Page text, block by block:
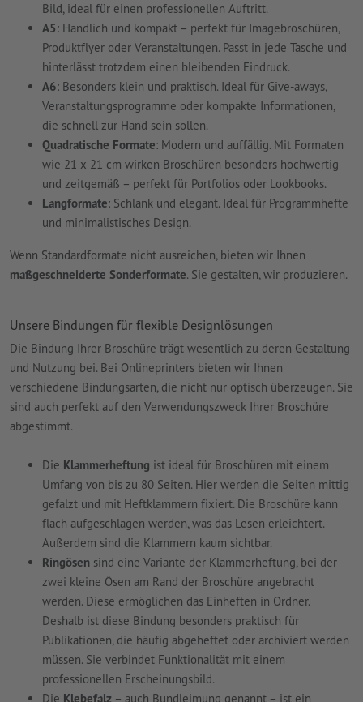
Bild, ideal für einen professionellen Auftritt.
A5: Handlich und kompakt – perfekt für Imagebroschüren,
Produktflyer oder Veranstaltungen. Passt in jede Tasche und
hinterlässt trotzdem einen bleibenden Eindruck.
A6: Besonders klein und praktisch. Ideal für Give-aways,
Veranstaltungsprogramme oder kompakte Informationen,
die schnell zur Hand sein sollen.
Quadratische Formate: Modern und auffällig. Mit Formaten
wie 21 x 21 cm wirken Broschüren besonders hochwertig
und zeitgemäß – perfekt für Portfolios oder Lookbooks.
Langformate: Schlank und elegant. Ideal für Programmhefte
und minimalistisches Design.
Wenn Standardformate nicht ausreichen, bieten wir Ihnen
maßgeschneiderte Sonderformate. Sie gestalten, wir produzieren.
Unsere Bindungen für flexible Designlösungen
Die Bindung Ihrer Broschüre trägt wesentlich zu deren Gestaltung
und Nutzung bei. Bei Onlineprinters bieten wir Ihnen
verschiedene Bindungsarten, die nicht nur optisch überzeugen. Sie
sind auch perfekt auf den Verwendungszweck Ihrer Broschüre
abgestimmt.
Die Klammerheftung ist ideal für Broschüren mit einem
Umfang von bis zu 80 Seiten. Hier werden die Seiten mittig
gefalzt und mit Heftklammern fixiert. Die Broschüre kann
flach aufgeschlagen werden, was das Lesen erleichtert.
Außerdem sind die Klammern kaum sichtbar.
Ringösen sind eine Variante der Klammerheftung, bei der
zwei kleine Ösen am Rand der Broschüre angebracht
werden. Diese ermöglichen das Einheften in Ordner.
Deshalb ist diese Bindung besonders praktisch für
Publikationen, die häufig abgeheftet oder archiviert werden
müssen. Sie verbindet Funktionalität mit einem
professionellen Erscheinungsbild.
Die Klebefalz – auch Bundleimung genannt – ist ein